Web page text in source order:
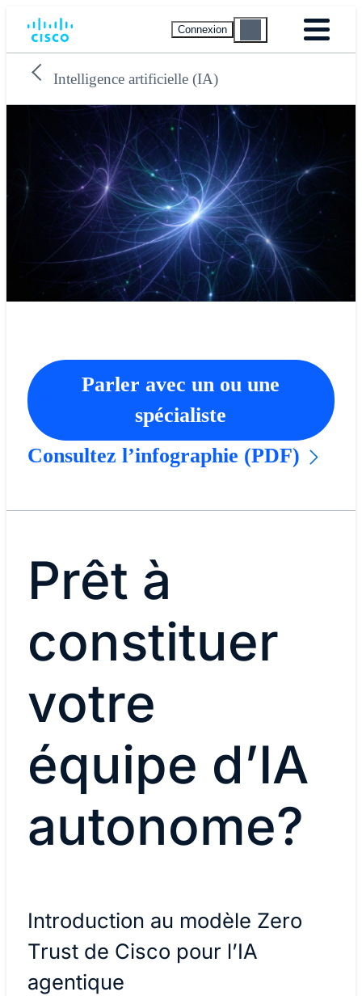
Connexion
Intelligence artificielle (IA)
Parler avec un ou une
spécialiste
Consultez l’infographie (PDF)
Prêt à
constituer
votre
équipe d’IA
autonome?
Introduction au modèle Zero
Trust de Cisco pour l’IA
agentique